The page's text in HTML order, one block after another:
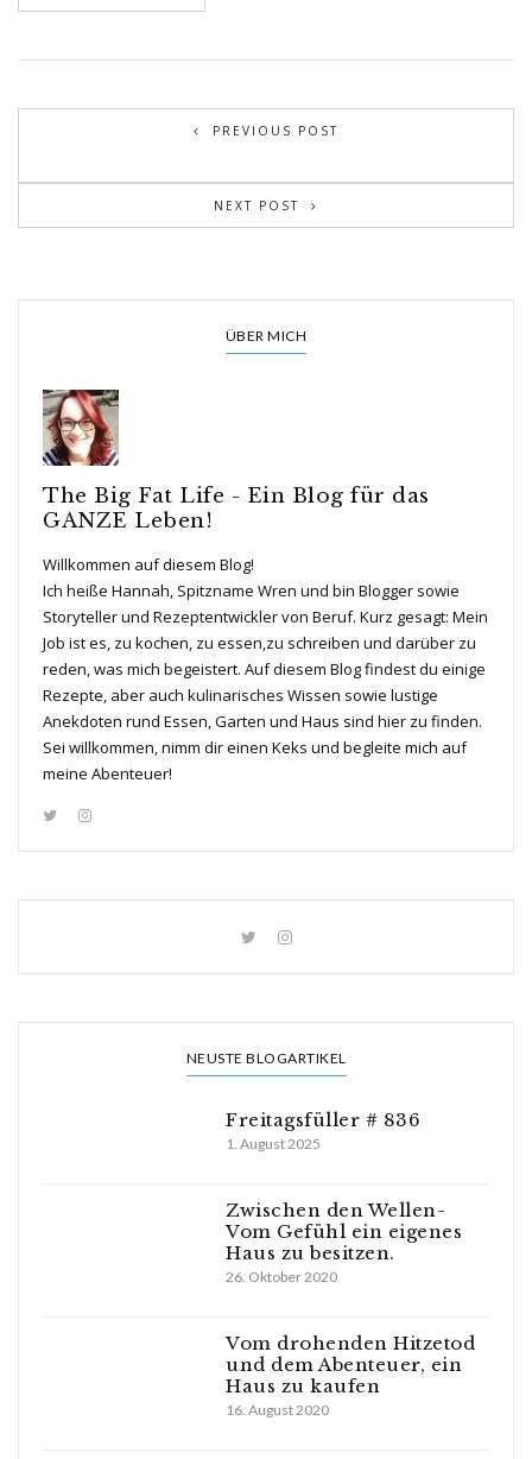
PREVIOUS POST
NEXT POST
ÜBER MICH
The Big Fat Life - Ein Blog für das
GANZE Leben!
Willkommen auf diesem Blog!
Ich heiße Hannah, Spitzname Wren und bin Blogger sowie
Storyteller und Rezeptentwickler von Beruf. Kurz gesagt: Mein
Job ist es, zu kochen, zu essen,zu schreiben und darüber zu
reden, was mich begeistert. Auf diesem Blog findest du einige
Rezepte, aber auch kulinarisches Wissen sowie lustige
Anekdoten rund Essen, Garten und Haus sind hier zu finden.
Sei willkommen, nimm dir einen Keks und begleite mich auf
meine Abenteuer!
NEUSTE BLOGARTIKEL
Freitagsfüller # 836
1. August 2025
Zwischen den Wellen-
Vom Gefühl ein eigenes
Haus zu besitzen.
26. Oktober 2020
Vom drohenden Hitzetod
und dem Abenteuer, ein
Haus zu kaufen
16. August 2020